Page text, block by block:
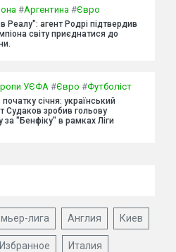
#Аргентина #Євро
Реалу": агент Родрі підтвердив
світу приєднатися до
УЄФА #Євро #Футболіст
січня: український
Судаков зробив гольову
за "Бенфіку" в рамках Ліги
лига Англия Киев
Избранное Италия